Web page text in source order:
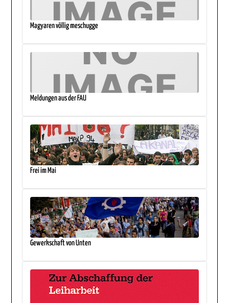
Magyaren völlig meschugge
Meldungen aus der FAU
Frei im Mai
Gewerkschaft von Unten